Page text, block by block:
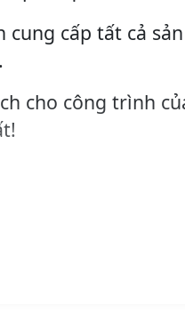
cung cấp tất cả
cho công trình